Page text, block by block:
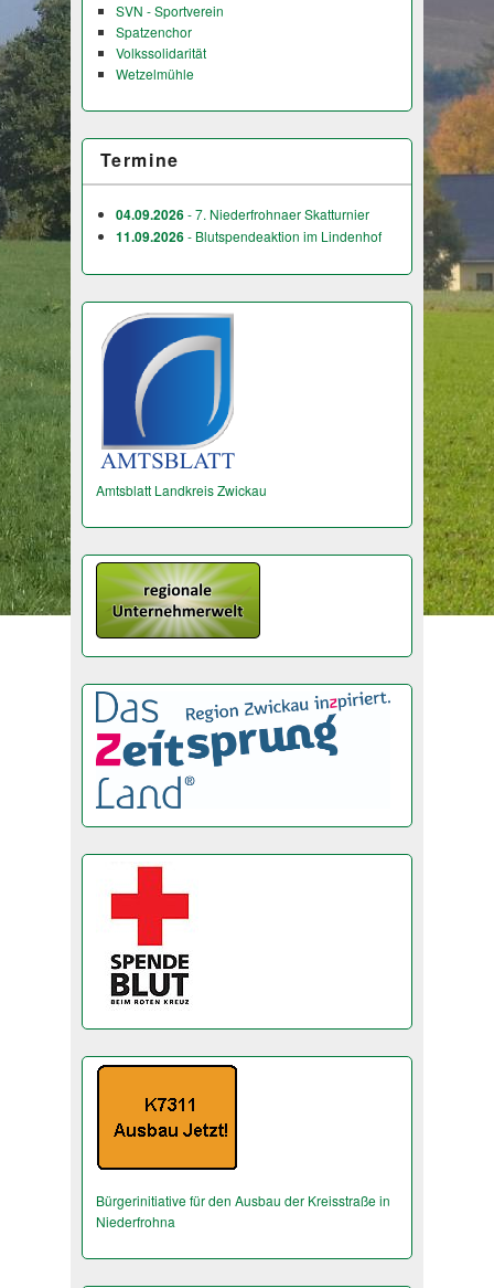
SVN - Sportverein
Spatzenchor
Volkssolidarität
Wetzelmühle
Termine
04.09.2026- 7. Niederfrohnaer Skatturnier
11.09.2026- Blutspendeaktion im Lindenhof
Amtsblatt Landkreis Zwickau
Bürgerinitiative für den Ausbau der Kreisstraße in
Niederfrohna